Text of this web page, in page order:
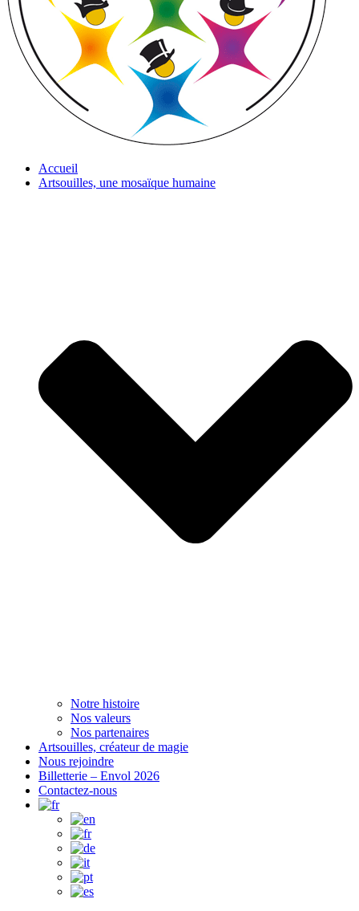
Accueil
Artsouilles, une mosaïque humaine
Notre histoire
Nos valeurs
Nos partenaires
Artsouilles, créateur de magie
Nous rejoindre
Billetterie – Envol 2026
Contactez-nous